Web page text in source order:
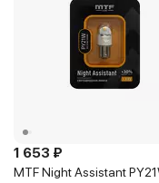
1 653 ₽
MTF Night Assistant